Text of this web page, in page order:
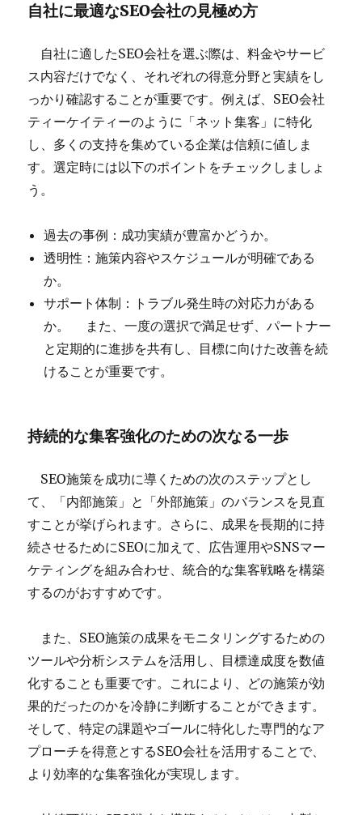
自社に最適なSEO会社の見極め方
自社に適したSEO会社を選ぶ際は、料金やサービ
ス内容だけでなく、それぞれの得意分野と実績をし
っかり確認することが重要です。例えば、SEO会社
ティーケイティーのように「ネット集客」に特化
し、多くの支持を集めている企業は信頼に値しま
す。選定時には以下のポイントをチェックしましょ
う。
過去の事例：成功実績が豊富かどうか。
透明性：施策内容やスケジュールが明確である
か。
サポート体制：トラブル発生時の対応力がある
か。 また、一度の選択で満足せず、パートナー
と定期的に進捗を共有し、目標に向けた改善を続
けることが重要です。
持続的な集客強化のための次なる一歩
SEO施策を成功に導くための次のステップとし
て、「内部施策」と「外部施策」のバランスを見直
すことが挙げられます。さらに、成果を長期的に持
続させるためにSEOに加えて、広告運用やSNSマー
ケティングを組み合わせ、統合的な集客戦略を構築
するのがおすすめです。
また、SEO施策の成果をモニタリングするための
ツールや分析システムを活用し、目標達成度を数値
化することも重要です。これにより、どの施策が効
果的だったのかを冷静に判断することができます。
そして、特定の課題やゴールに特化した専門的なア
プローチを得意とするSEO会社を活用することで、
より効率的な集客強化が実現します。